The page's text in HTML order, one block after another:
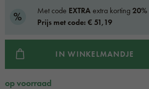
Met code EXTRAextra korting20%
Prijs met code: € 51,19
IN WINKELMANDJE
op voorraad